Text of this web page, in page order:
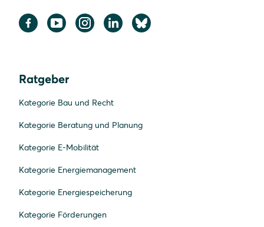
Ratgeber
Kategorie Bau und Recht
Kategorie Beratung und Planung
Kategorie E-Mobilität
Kategorie Energiemanagement
Kategorie Energiespeicherung
Kategorie Förderungen